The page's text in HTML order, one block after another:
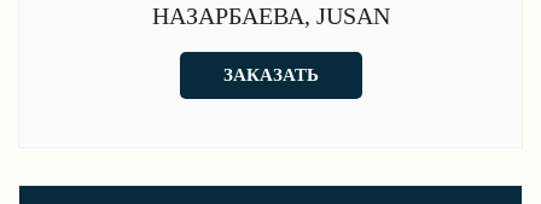
НАЗАРБАЕВА, JUSAN
ЗАКАЗАТЬ